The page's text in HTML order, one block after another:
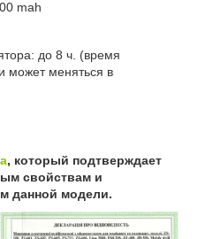
mah
до 8 ч. (время
может меняться в
, который подтверждает
свойствам и
данной модели.